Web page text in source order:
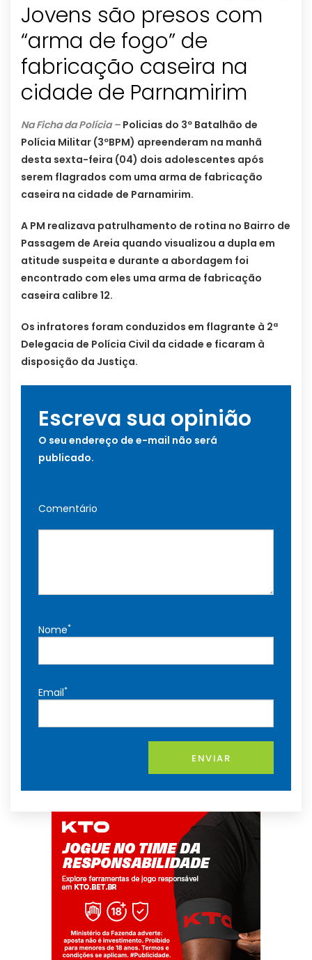
Jovens são presos com
“arma de fogo” de
fabricação caseira na
cidade de Parnamirim
Na Ficha da Polícia – Policias do 3º Batalhão de
Polícia Militar (3ºBPM) apreenderam na manhã
desta sexta-feira (04) dois adolescentes após
serem flagrados com uma arma de fabricação
caseira na cidade de Parnamirim.
A PM realizava patrulhamento de rotina no Bairro de
Passagem de Areia quando visualizou a dupla em
atitude suspeita e durante a abordagem foi
encontrado com eles uma arma de fabricação
caseira calibre 12.
Os infratores foram conduzidos em flagrante à 2ª
Delegacia de Polícia Civil da cidade e ficaram à
disposição da Justiça.
Escreva sua opinião
O seu endereço de e-mail não será
publicado.
Comentário
Nome*
Email*
ENVIAR